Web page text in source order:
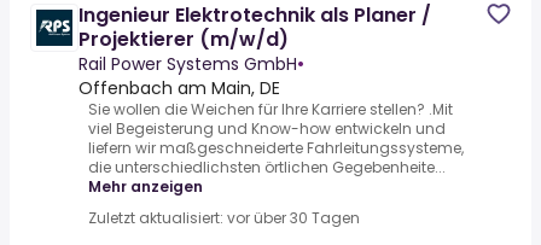
Ingenieur Elektrotechnik als Planer /
Projektierer (m/w/d)
Rail Power Systems GmbH•
Offenbach am Main, DE
Sie wollen die Weichen für Ihre Karriere stellen? .Mit
viel Begeisterung und Know-how entwickeln und
liefern wir maßgeschneiderte Fahrleitungssysteme,
die unterschiedlichsten örtlichen Gegebenheite...
Mehr anzeigen
Zuletzt aktualisiert: vor über 30 Tagen